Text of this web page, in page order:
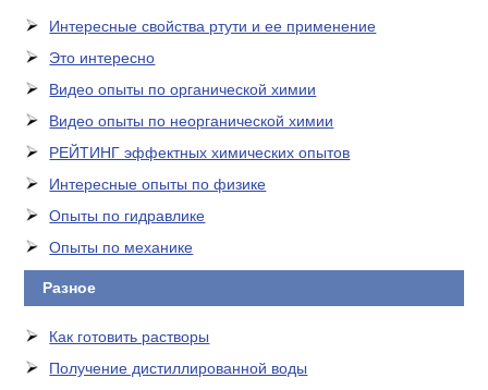
Интересные свойства ртути и ее применение
Это интересно
Видео опыты по органической химии
Видео опыты по неорганической химии
РЕЙТИНГ эффектных химических опытов
Интересные опыты по физике
Опыты по гидравлике
Опыты по механике
Разное
Как готовить растворы
Получение дистиллированной воды